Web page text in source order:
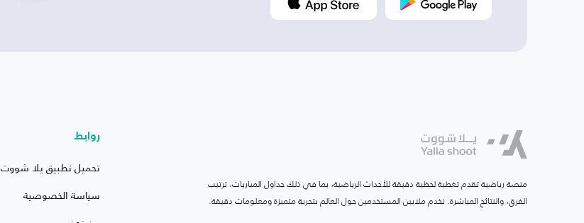
منصة رياضية تقدم تغطية لحظية دقيقة للأحداث الرياضية، بما في ذلك جداول المباريات، ترتيب
الفرق، والنتائج المباشرة. نخدم ملايين المستخدمين حول العالم بتجربة متميزة ومعلومات دقيقة.
روابط
تحميل تطبيق يلا شووت
سياسة الخصوصية